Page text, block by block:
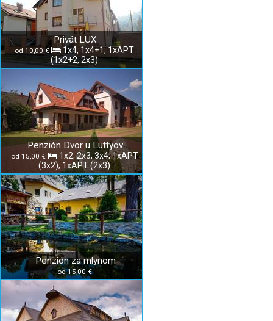
Privát LUX
od 10,00 €
1x4, 1x4+1, 1xAPT
(1x2+2, 2x3)
Penzión Dvor u Luttyov
od 15,00 €
1x2; 2x3; 3x4; 1xAPT
(3x2); 1xAPT (2x3)
Penzión za mlynom
od 15,00 €